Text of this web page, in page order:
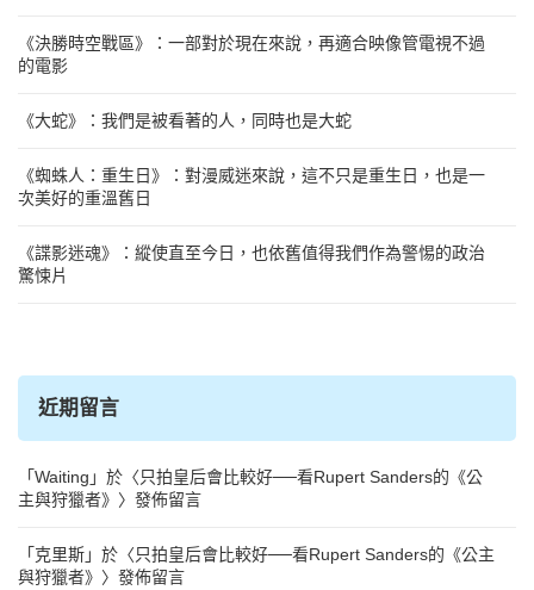
《決勝時空戰區》：一部對於現在來說，再適合映像管電視不過
的電影
《大蛇》：我們是被看著的人，同時也是大蛇
《蜘蛛人：重生日》：對漫威迷來說，這不只是重生日，也是一
次美好的重溫舊日
《諜影迷魂》：縱使直至今日，也依舊值得我們作為警惕的政治
驚悚片
近期留言
「Waiting 」於〈只拍皇后會比較好──看Rupert Sanders的《公
主與狩獵者》 〉發佈留言
「 克里斯」於〈只拍皇后會比較好──看Rupert Sanders的《公主
與狩獵者》 〉發佈留言